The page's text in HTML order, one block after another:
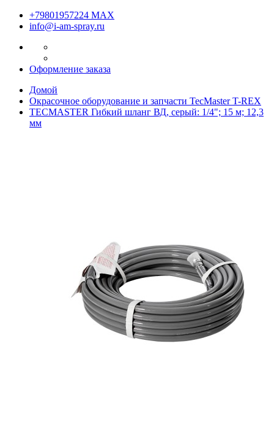
+79801957224 МАХ
info@i-am-spray.ru
Оформление заказа
Домой
Окрасочное оборудование и запчасти TecMaster T-REX
TECMASTER Гибкий шланг ВД, серый: 1/4"; 15 м; 12,3
мм